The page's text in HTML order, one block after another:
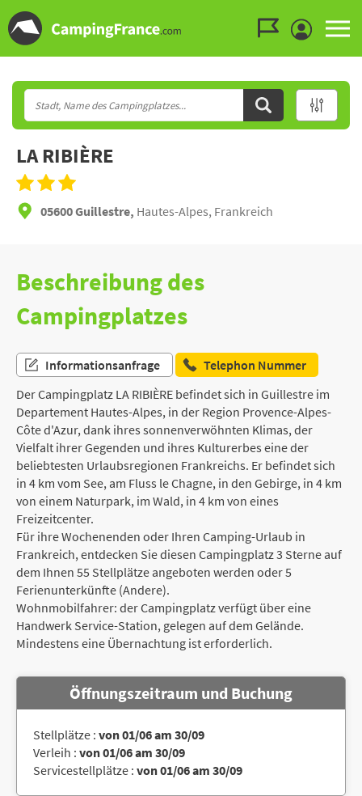
LA RIBIÈRE
05600 Guillestre, Hautes-Alpes, Frankreich
Beschreibung des
Campingplatzes
Informationsanfrage
Telephon Nummer
Der Campingplatz LA RIBIÈRE befindet sich in Guillestre im
Departement Hautes-Alpes, in der Region Provence-Alpes-
Côte d'Azur, dank ihres sonnenverwöhnten Klimas, der
Vielfalt ihrer Gegenden und ihres Kulturerbes eine der
beliebtesten Urlaubsregionen Frankreichs. Er befindet sich
in 4 km vom See, am Fluss le Chagne, in den Gebirge, in 4 km
von einem Naturpark, im Wald, in 4 km von eines
Freizeitcenter.
Für ihre Wochenenden oder Ihren Camping-Urlaub in
Frankreich, entdecken Sie diesen Campingplatz 3 Sterne auf
dem Ihnen 55 Stellplätze angeboten werden oder 5
Ferienunterkünfte (Andere).
Wohnmobilfahrer: der Campingplatz verfügt über eine
Handwerk Service-Station, gelegen auf dem Gelände.
Mindestens eine Übernachtung ist erforderlich.
Öffnungszeitraum und Buchung
Stellplätze : von 01/06 am 30/09
Verleih : von 01/06 am 30/09
Servicestellplätze : von 01/06 am 30/09